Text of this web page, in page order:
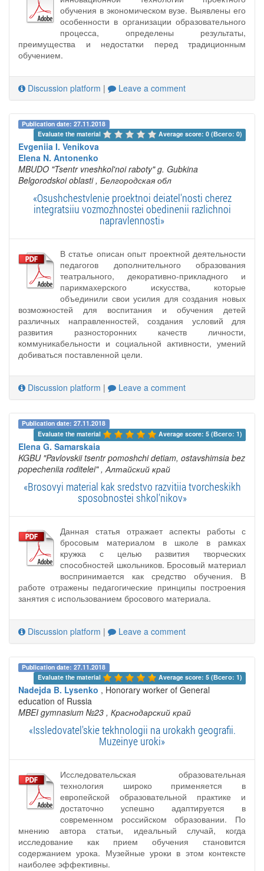
обучения в экономическом вузе. Выявлены его
особенности в организации образовательного
процесса, определены результаты,
преимущества и недостатки перед традиционным
обучением.
Discussion platform | Leave a comment
Publication date: 27.11.2018
Evaluate the material
Average score: 0 (Всего: 0)
Evgeniia I. Venikova
Elena N. Antonenko
MBUDO "Tsentr vneshkol'noi raboty" g. Gubkina
Belgorodskoi oblasti , Белгородская обл
«Osushchestvlenie proektnoi deiatel'nosti cherez
integratsiiu vozmozhnostei obedinenii razlichnoi
napravlennosti»
В статье описан опыт проектной деятельности
педагогов дополнительного образования
театрального, декоративно-прикладного и
парикмахерского искусства, которые
объединили свои усилия для создания новых
возможностей для воспитания и обучения детей
различных направленностей, создания условий для
развития разносторонних качеств личности,
коммуникабельности и социальной активности, умений
добиваться поставленной цели.
Discussion platform | Leave a comment
Publication date: 27.11.2018
Evaluate the material
Average score: 5 (Всего: 1)
Elena G. Samarskaia
KGBU "Pavlovskii tsentr pomoshchi detiam, ostavshimsia bez
popecheniia roditelei" , Алтайский край
«Brosovyi material kak sredstvo razvitiia tvorcheskikh
sposobnostei shkol'nikov»
Данная статья отражает аспекты работы с
бросовым материалом в школе в рамках
кружка с целью развития творческих
способностей школьников. Бросовый материал
воспринимается как средство обучения. В
работе отражены педагогические принципы построения
занятия с использованием бросового материала.
Discussion platform | Leave a comment
Publication date: 27.11.2018
Evaluate the material
Average score: 5 (Всего: 1)
Nadejda B. Lysenko , Honorary worker of General
education of Russia
MBEI gymnasium №23 , Краснодарский край
«Issledovatel'skie tekhnologii na urokakh geografii.
Muzeinye uroki»
Исследовательская образовательная
технология широко применяется в
европейской образовательной практике и
достаточно успешно адаптируется в
современном российском образовании. По
мнению автора статьи, идеальный случай, когда
исследование как прием обучения становится
содержанием урока. Музейные уроки в этом контексте
наиболее эффективны.